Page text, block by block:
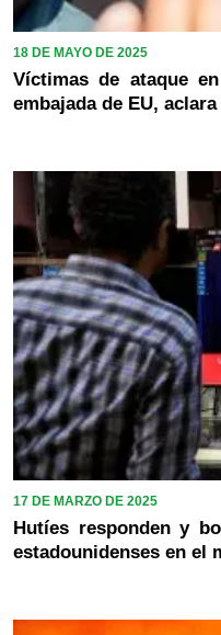
18 DE MAYO DE 2025
Víctimas de ataque
embajada de EU,
17 DE MARZO DE 2025
Hutíes responden y
estadounidenses en el